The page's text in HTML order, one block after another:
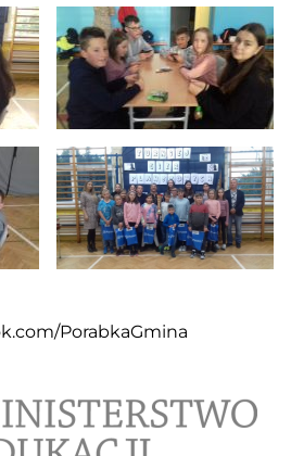
PorabkaGmina